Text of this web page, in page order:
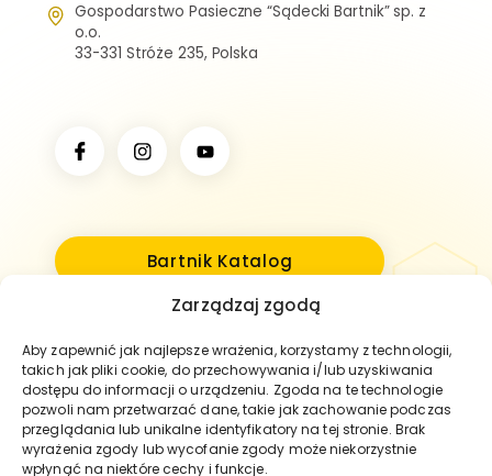
Zarządzaj zgodą
Aby zapewnić jak najlepsze wrażenia, korzystamy z technologii,
takich jak pliki cookie, do przechowywania i/lub uzyskiwania
dostępu do informacji o urządzeniu. Zgoda na te technologie
pozwoli nam przetwarzać dane, takie jak zachowanie podczas
przeglądania lub unikalne identyfikatory na tej stronie. Brak
wyrażenia zgody lub wycofanie zgody może niekorzystnie
wpłynąć na niektóre cechy i funkcje.
Gospodarstwo Pasieczne “Sądecki Bartnik” sp. z
o.o.
33-331 Stróże 235, Polska
Bartnik Katalog